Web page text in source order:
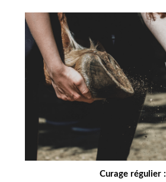
Curage régulier :